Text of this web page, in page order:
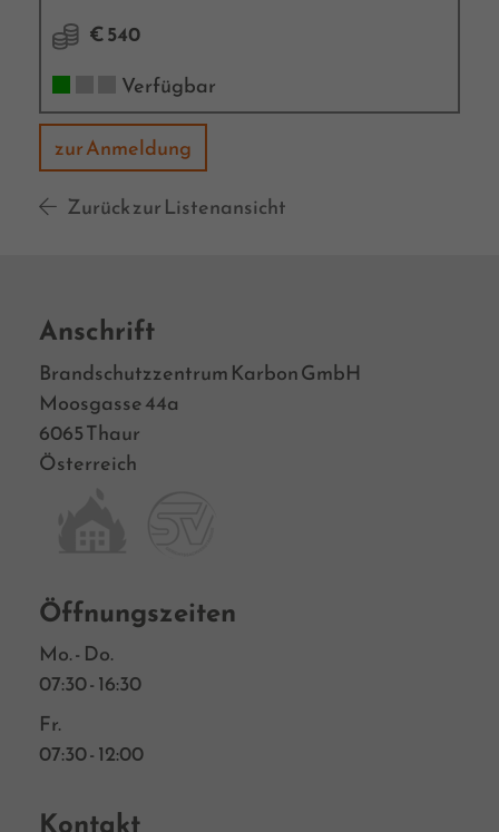
€ 540
Verfügbar
zur Anmeldung
Zurück zur Listenansicht
Anschrift
Brandschutzzentrum Karbon GmbH
Moosgasse 44a
6065 Thaur
Österreich
Öffnungszeiten
Mo. - Do.
07:30 - 16:30
Fr.
07:30 - 12:00